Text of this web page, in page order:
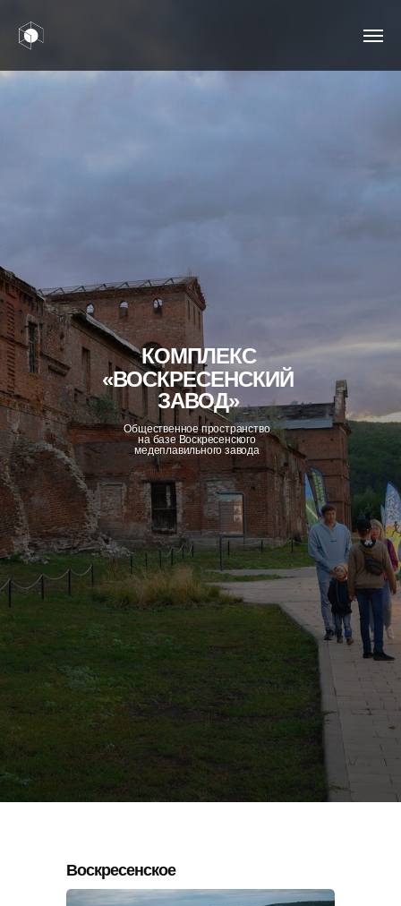
«ВОСКРЕСЕНСКИЙ
ЗАВОД»
КОМПЛЕКС
Общественное пространство
на базе Воскресенского
медеплавильного завода
Воскресенское